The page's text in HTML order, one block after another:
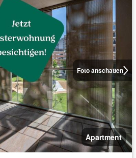
Foto anschauen
Apartment